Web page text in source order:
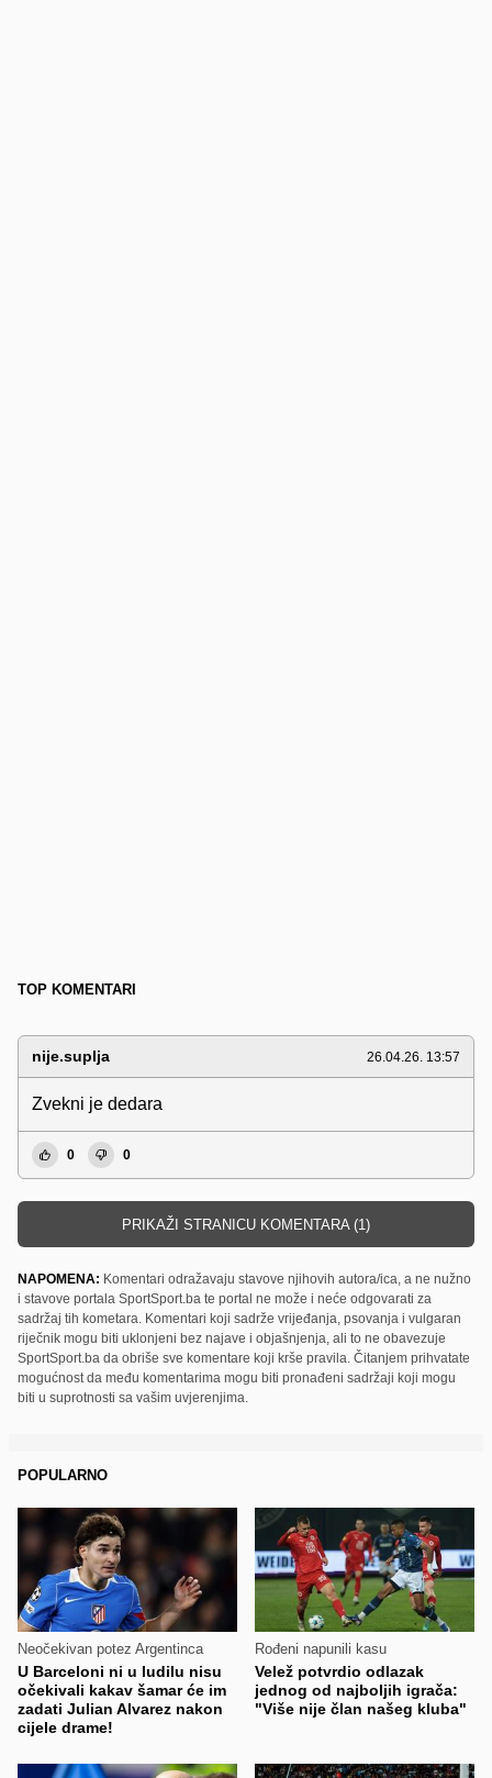
TOP KOMENTARI
nije.suplja 26.04.26. 13:57
Zvekni je dedara
0 0
PRIKAŽI STRANICU KOMENTARA (1)
NAPOMENA: Komentari odražavaju stavove njihovih autora/ica, a ne nužno
i stavove portala SportSport.ba te portal ne može i neće odgovarati za
sadržaj tih kometara. Komentari koji sadrže vrijeđanja, psovanja i vulgaran
riječnik mogu biti uklonjeni bez najave i objašnjenja, ali to ne obavezuje
SportSport.ba da obriše sve komentare koji krše pravila. Čitanjem prihvatate
mogućnost da među komentarima mogu biti pronađeni sadržaji koji mogu
biti u suprotnosti sa vašim uvjerenjima.
POPULARNO
Neočekivan potez Argentinca
U Barceloni ni u ludilu nisu
očekivali kakav šamar će im
zadati Julian Alvarez nakon
cijele drame!
Rođeni napunili kasu
Velež potvrdio odlazak
jednog od najboljih igrača:
"Više nije član našeg kluba"